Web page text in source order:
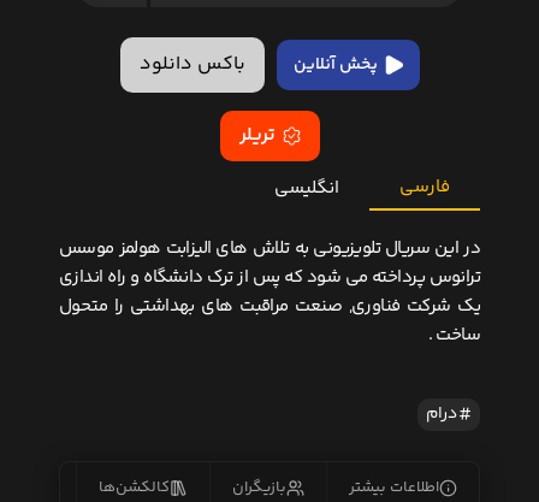
پخش آنلاین باکس دانلود
تریلر
فارسی انگلیسی
در این سریال تلویزیونی به تلاش های الیزابت هولمز موسس
ترانوس پرداخته می شود که پس از ترک دانشگاه و راه اندازی
یک شرکت فناوری, صنعت مراقبت های بهداشتی را متحول
ساخت .
درام
اطلاعات بیشتر بازیگران کالکشن‌ها